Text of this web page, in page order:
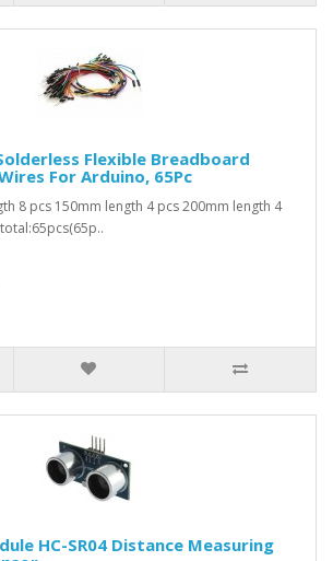
Flexible Breadboard
For Arduino, 65Pc
8 pcs 150mm length 4 pcs 200mm length 4
HC-SR04 Distance Measuring